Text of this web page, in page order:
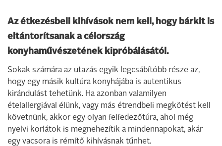
Az étkezésbeli kihívások nem kell, hogy bárkit is
eltántorítsanak a célország
konyhaművészetének kipróbálásától.
Sokak számára az utazás egyik legcsábítóbb része az,
hogy egy másik kultúra konyhájába is autentikus
kirándulást tehetünk. Ha azonban valamilyen
ételallergiával élünk, vagy más étrendbeli megkötést kell
követnünk, akkor egy olyan felfedezőtúra, ahol még
nyelvi korlátok is megnehezítik a mindennapokat, akár
egy vacsora is rémítő kihívásnak tűnhet.